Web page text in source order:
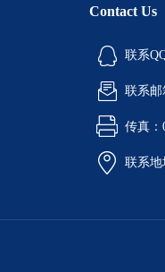
Contact Us
联系
联系邮
传真：
联系地